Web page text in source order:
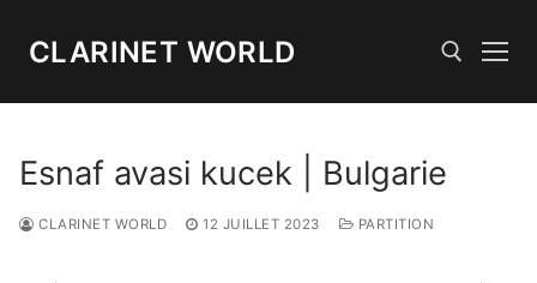
CLARINET WORLD
Esnaf avasi kucek | Bulgarie
CLARINET WORLD 12 JUILLET 2023 PARTITION